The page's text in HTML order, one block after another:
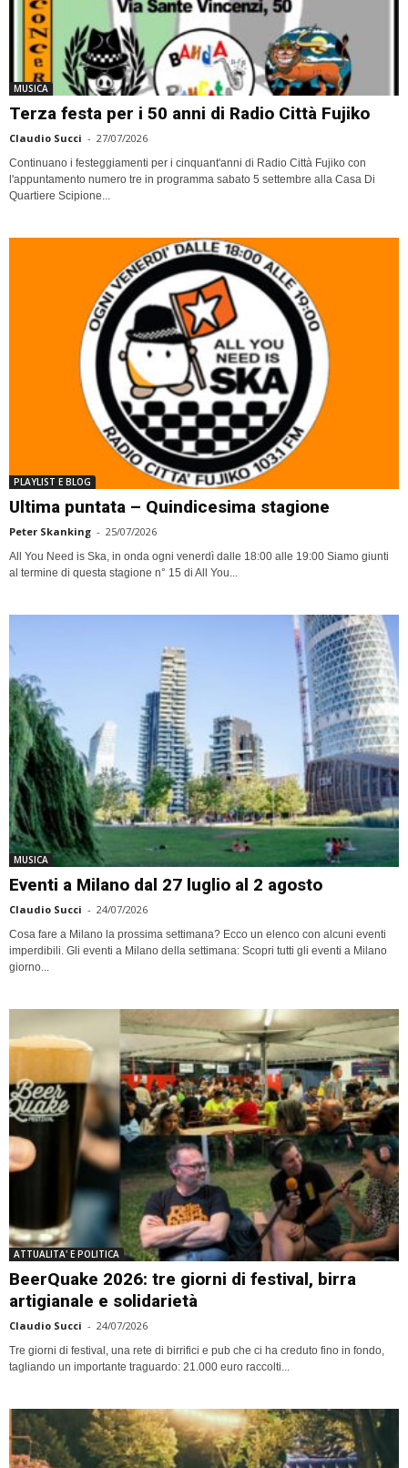
MUSICA
Terza festa per i 50 anni di Radio Città Fujiko
Claudio Succi - 27/07/2026
Continuano i festeggiamenti per i cinquant'anni di Radio Città Fujiko con
l'appuntamento numero tre in programma sabato 5 settembre alla Casa Di
Quartiere Scipione...
PLAYLIST E BLOG
Ultima puntata – Quindicesima stagione
Peter Skanking - 25/07/2026
All You Need is Ska, in onda ogni venerdì dalle 18:00 alle 19:00 Siamo giunti
al termine di questa stagione n° 15 di All You...
MUSICA
Eventi a Milano dal 27 luglio al 2 agosto
Claudio Succi - 24/07/2026
Cosa fare a Milano la prossima settimana? Ecco un elenco con alcuni eventi
imperdibili. Gli eventi a Milano della settimana: Scopri tutti gli eventi a Milano
giorno...
ATTUALITA' E POLITICA
BeerQuake 2026: tre giorni di festival, birra
artigianale e solidarietà
Claudio Succi - 24/07/2026
Tre giorni di festival, una rete di birrifici e pub che ci ha creduto fino in fondo,
tagliando un importante traguardo: 21.000 euro raccolti...